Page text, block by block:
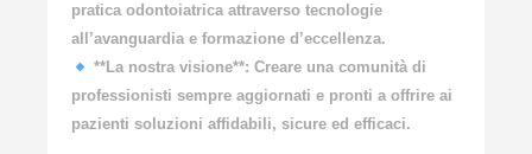
pratica odontoiatrica attraverso tecnologie
all’avanguardia e formazione d’eccellenza.
**La nostra visione**: Creare una comunità di
professionisti sempre aggiornati e pronti a offrire ai
pazienti soluzioni affidabili, sicure ed efficaci.